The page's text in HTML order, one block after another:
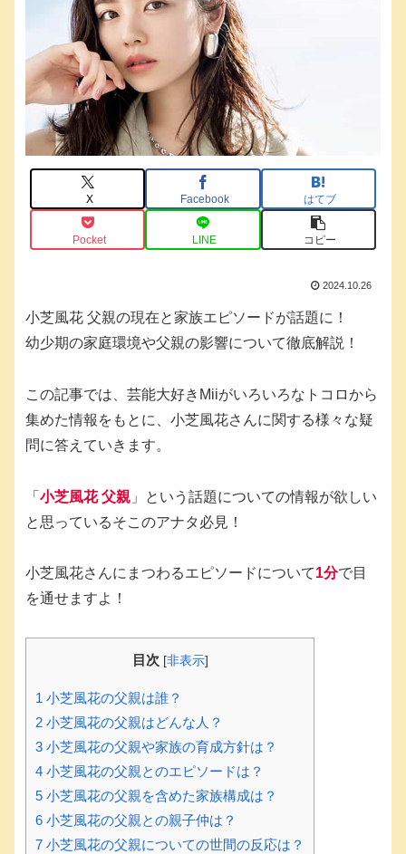
X Facebook はてブ
Pocket LINE コピー
2024.10.26
小芝風花 父親の現在と家族エピソードが話題に！
幼少期の家庭環境や父親の影響について徹底解説！
この記事では、芸能大好きMiiがいろいろなトコロから
集めた情報をもとに、小芝風花さんに関する様々な疑
問に答えていきます。
「 小芝風花 父親 」という話題についての情報が欲しい
と思っているそこのアナタ必見！
小芝風花さんにまつわるエピソードについて1分で目
を通せますよ！
目次 [非表示]
1 小芝風花の父親は誰？
2 小芝風花の父親はどんな人？
3 小芝風花の父親や家族の育成方針は？
4 小芝風花の父親とのエピソードは？
5 小芝風花の父親を含めた家族構成は？
6 小芝風花の父親との親子仲は？
7 小芝風花の父親についての世間の反応は？